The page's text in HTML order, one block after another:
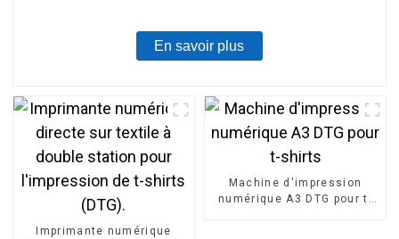
En savoir plus
Imprimante numérique
Machine d'impression
numérique A3 DTG pour t-